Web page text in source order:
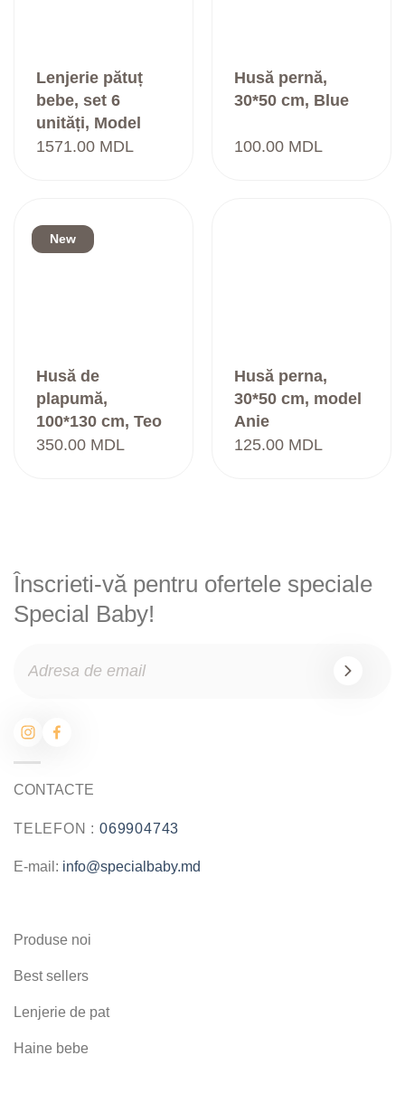
Lenjerie pătuț
bebe, set 6
unități, Model
Mara, Bunnies
1571.00 MDL
Husă pernă,
30*50 cm, Blue
100.00 MDL
New
Husă de
plapumă,
100*130 cm, Teo
Ivory
350.00 MDL
Husă perna,
30*50 cm, model
Anie
125.00 MDL
Înscrieti-vă pentru ofertele speciale
Special Baby!
CONTACTE
TELEFON :069904743
E-mail: info@specialbaby.md
Produse noi
Best sellers
Lenjerie de pat
Haine bebe